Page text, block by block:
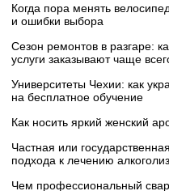
Когда пора менять
и ошибки выбора
Сезон ремонтов в разгаре:
услуги заказывают чаще
Университеты Чехии: как
на бесплатное обучение
Как носить яркий женский
Частная или
подхода к лечению
Чем профессиональный